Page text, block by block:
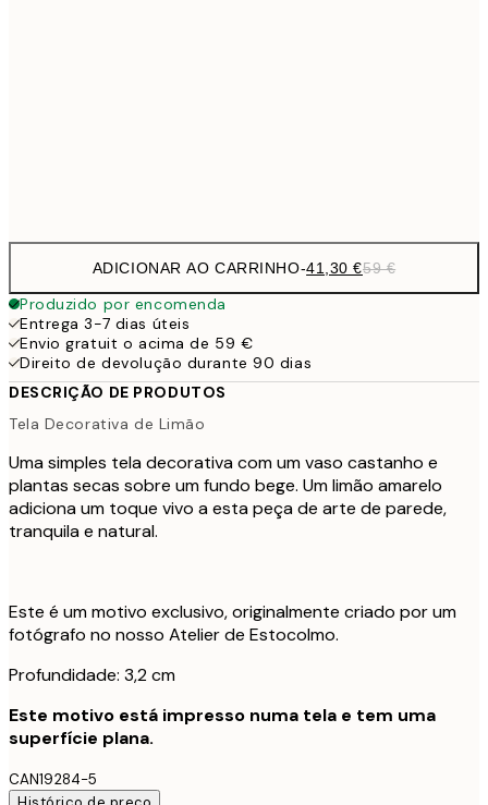
ADICIONAR AO CARRINHO-41,30 €59 €
Produzido por encomenda
Entrega 3-7 dias úteis
Envio gratuit o acima de 59 €
Direito de devolução durante 90 dias
DESCRIÇÃO DE PRODUTOS
Tela Decorativa de Limão
Uma simples tela decorativa com um vaso castanho e
plantas secas sobre um fundo bege. Um limão amarelo
adiciona um toque vivo a esta peça de arte de parede,
tranquila e natural.
Este é um motivo exclusivo, originalmente criado por um
fotógrafo no nosso Atelier de Estocolmo.
Profundidade: 3,2 cm
Este motivo está impresso numa tela e tem uma
superfície plana.
CAN19284-5